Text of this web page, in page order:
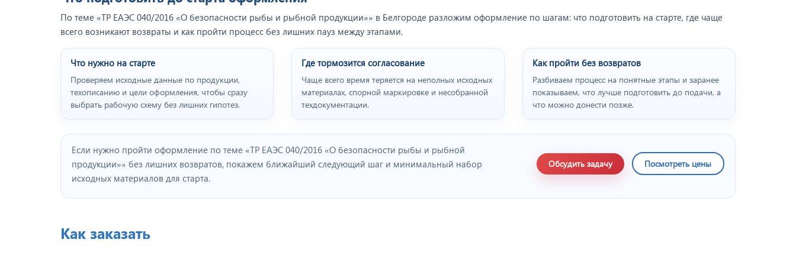
По теме «ТР ЕАЭС 040/2016 «О безопасности рыбы и рыбной продукции»» в Белгороде разложим оформление по шагам: что подготовить на старте, где чаще
всего возникают возвраты и как пройти процесс без лишних пауз между этапами.
Что нужно на старте
Проверяем исходные данные по продукции,
техописанию и цели оформления, чтобы сразу
выбрать рабочую схему без лишних гипотез.
Где тормозится согласование
Чаще всего время теряется на неполных исходных
материалах, спорной маркировке и несобранной
техдокументации.
Как пройти без возвратов
Разбиваем процесс на понятные этапы и заранее
показываем, что лучше подготовить до подачи, а
что можно донести позже.
Если нужно пройти оформление по теме «ТР ЕАЭС 040/2016 «О безопасности рыбы и рыбной
продукции»» без лишних возвратов, покажем ближайший следующий шаг и минимальный набор
исходных материалов для старта.
Обсудить задачу Посмотреть цены
Как заказать